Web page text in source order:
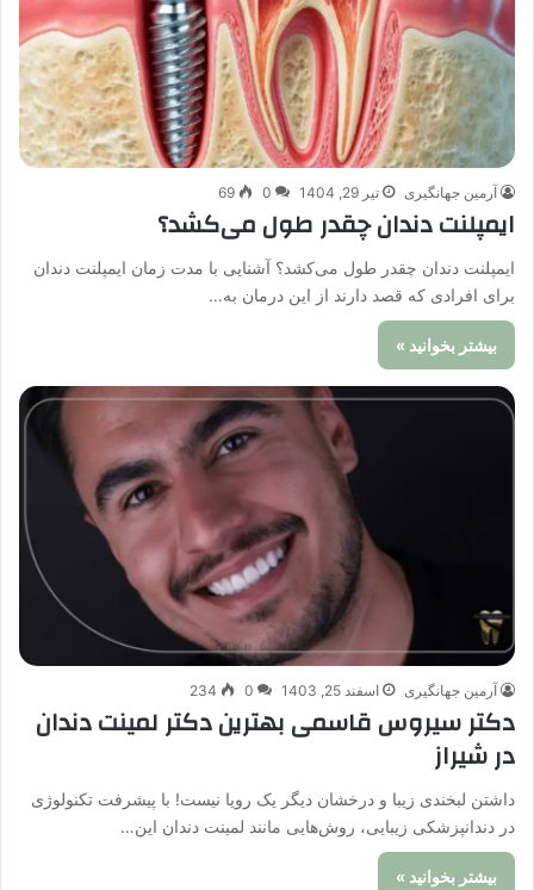
آرمین جهانگیری تیر 29, 1404 0
69
ایمپلنت دندان چقدر طول می‌کشد؟
ایمپلنت دندان چقدر طول می‌کشد؟ آشنایی با مدت‌ زمان ایمپلنت دندان
برای افرادی که قصد دارند از این درمان به‌…
بیشتر بخوانید »
آرمین جهانگیری اسفند 25, 1403 0
234
دکتر سیروس قاسمی بهترین دکتر لمینت دندان
در شیراز
داشتن لبخندی زیبا و درخشان دیگر یک رویا نیست! با پیشرفت تکنولوژی
در دندانپزشکی زیبایی، روش‌هایی مانند لمینت دندان این…
بیشتر بخوانید »